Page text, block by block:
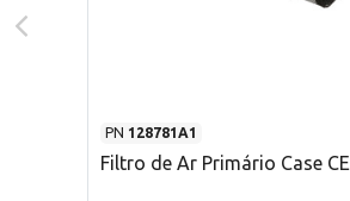
PN 128781A1
Filtro de Ar Primário Case CE